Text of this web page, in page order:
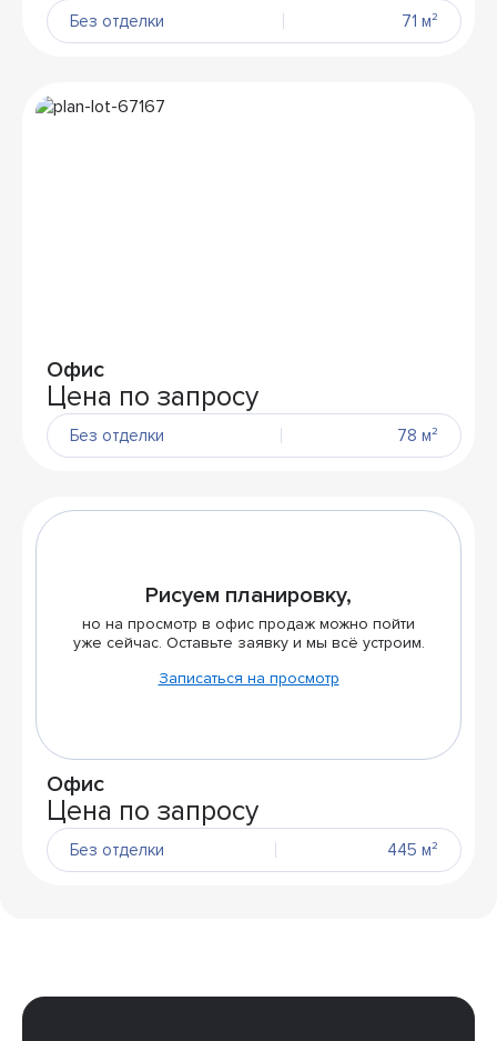
Без отделки 71 м²
Офис
Цена по запросу
Без отделки 78 м²
Рисуем планировку,
но на просмотр в офис продаж можно пойти
уже сейчас. Оставьте заявку и мы всё устроим.
Записаться на просмотр
Офис
Цена по запросу
Без отделки 445 м²